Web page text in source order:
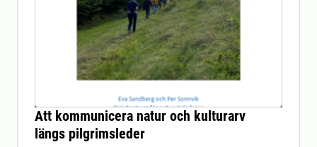
Att kommunicera natur och kulturarv
längs pilgrimsleder